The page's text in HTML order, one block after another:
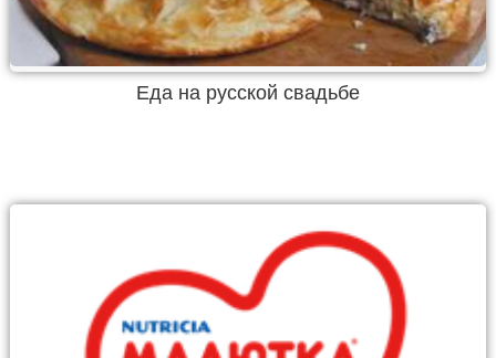
Еда на русской свадьбе